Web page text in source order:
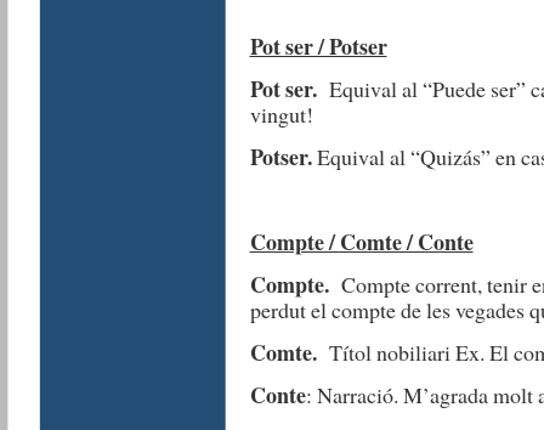
Pot ser / Potser
Pot ser.Equival al “Puede ser”
vingut!
Potser.Equival al “Quizás” en
Compte / Comte / Conte
Compte.Compte corrent, tenir
perdut el compte de les vegades
Comte.Títol nobiliari Ex. El
Conte: Narració. M’agrada molt